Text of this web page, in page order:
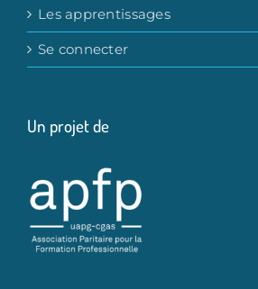
Les apprentissages
Se connecter
Un projet de